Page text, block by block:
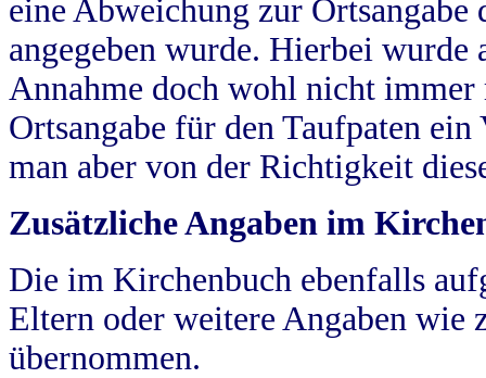
eine Abweichung zur
angegeben wurde. Hierbei wurde
Annahme doch wohl nicht
Ortsangabe für den Taufpaten
man aber von der Richtigkeit
Zusätzliche Angaben im
Die im Kirchenbuch ebenfalls
Eltern oder weitere Angaben wie
übernommen.